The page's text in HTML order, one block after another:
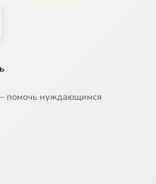
помочь нуждающимся